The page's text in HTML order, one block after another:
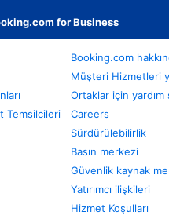
for Business
Temsilcileri
Booking.com
Müşteri Hizmetleri
Ortaklar için yardım
Careers
Sürdürülebilirlik
Basın merkezi
Güvenlik kaynak
Yatırımcı ilişkileri
Hizmet Koşulları